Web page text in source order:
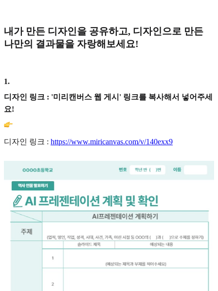
내가 만든 디자인을 공유하고, 디자인으로 만든
나만의 결과물을 자랑해보세요!
1.
디자인 링크 : '미리캔버스 웹 게시' 링크를 복사해서 넣어주세
요!
디자인 링크 : https://www.miricanvas.com/v/140exx9